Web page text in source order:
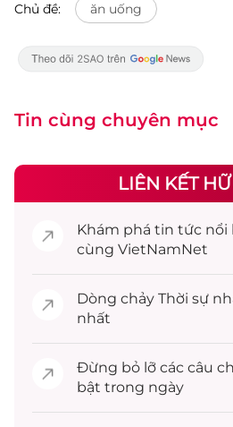
Chủ đề: ăn uống
Tin cùng chuyên mục
LIÊN KẾT
Khám phá tin tức nổi
cùng VietNamNet
Dòng chảy Thời sự
nhất
Đừng bỏ lỡ các câu
bật trong ngày